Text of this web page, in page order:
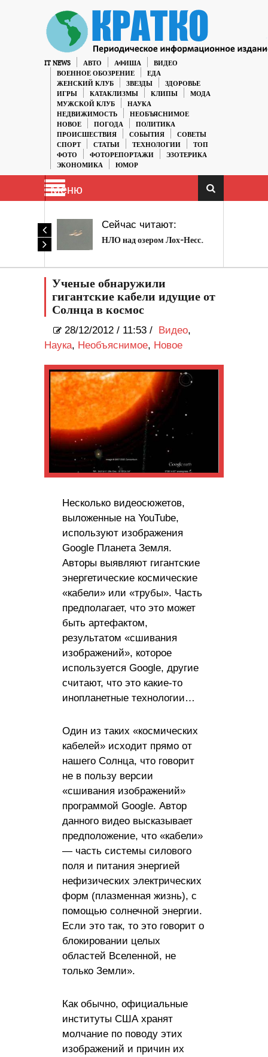
IT NEWS АВТО АФИША
ВИДЕО
ВОЕННОЕ ОБОЗРЕНИЕ
ЕДА
ЖЕНСКИЙ КЛУБ
ЗВЕЗДЫ
ЗДОРОВЬЕ
ИГРЫ
КАТАКЛИЗМЫ КЛИПЫ
МОДА
МУЖСКОЙ КЛУБ
НАУКА
НЕДВИЖИМОСТЬ
НЕОБЪЯСНИМОЕ
НОВОЕ
ПОГОДА
ПОЛИТИКА
ПРОИСШЕСТВИЯ
СОБЫТИЯ
СОВЕТЫ
СПОРТ
СТАТЬИ ТЕХНОЛОГИИ
ТОП
ФОТО
ФОТОРЕПОРТАЖИ
ЭЗОТЕРИКА
ЭКОНОМИКА
ЮМОР
Меню
Сейчас читают:
НЛО над озером Лох-Несс.
Ученые обнаружили
гигантские кабели идущие от
Солнца в космос
28/12/2012 / 11:53 / Видео,
Наука, Необъяснимое, Новое
Несколько видеосюжетов,
выложенные на YouTube,
используют изображения
Google Планета Земля.
Авторы выявляют гигантские
энергетические космические
«кабели» или «трубы». Часть
предполагает, что это может
быть артефактом,
результатом «сшивания
изображений», которое
используется Google, другие
считают, что это какие-то
инопланетные технологии…
Один из таких «космических
кабелей» исходит прямо от
нашего Солнца, что говорит
не в пользу версии
«сшивания изображений»
программой Google. Автор
данного видео высказывает
предположение, что «кабели»
— часть системы силового
поля и питания энергией
нефизических электрических
форм (плазменная жизнь), с
помощью солнечной энергии.
Если это так, то это говорит о
блокировании целых
областей Вселенной, не
только Земли».
Как обычно, официальные
институты США хранят
молчание по поводу этих
изображений и причин их